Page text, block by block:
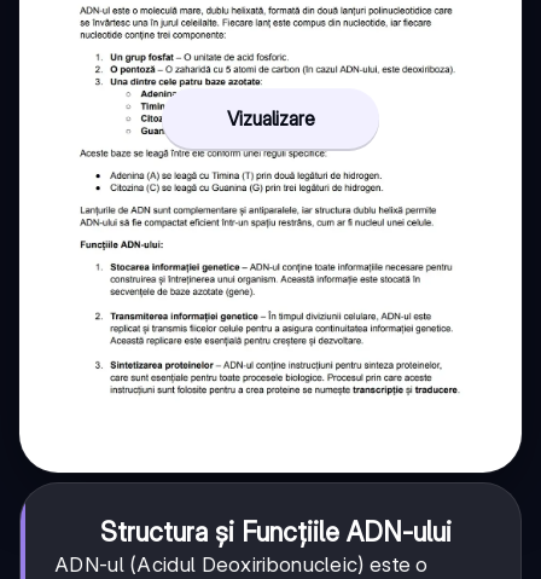
Vizualizare
Structura și Funcțiile ADN-ului
ADN-ul (Acidul Deoxiribonucleic) este o